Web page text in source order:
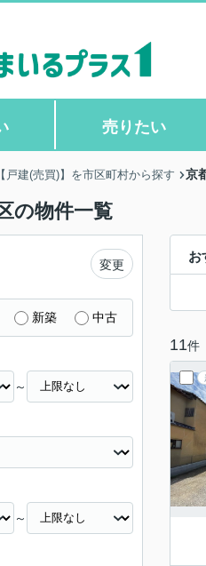
売りたい
【戸建(売買)】を市区町村から探す 京
の物件一覧
お
11件
変更
新築 中古
～
～